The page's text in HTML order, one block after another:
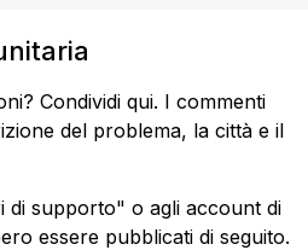
Condividi qui. I commenti
del problema, la città e il
di supporto" o agli account di
essere pubblicati di seguito.